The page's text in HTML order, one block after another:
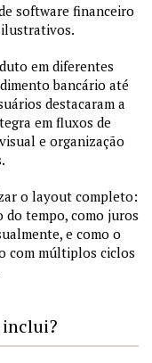
software financeiro
em diferentes
bancário até
destacaram a
em fluxos de
e organização
o layout completo:
do tempo, como juros
e como o
com múltiplos ciclos
inclui?